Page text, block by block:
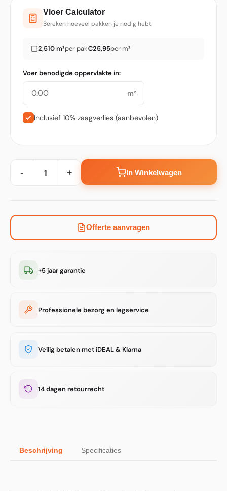
Vloer Calculator
Bereken hoeveel pakken je nodig hebt
2,510 m²per pak€25,95per m²
Voer benodigde oppervlakte in:
m²
Inclusief 10% zaagverlies (aanbevolen)
- + In Winkelwagen
Offerte aanvragen
+5 jaar garantie
Professionele bezorg en legservice
Veilig betalen met iDEAL & Klarna
14 dagen retourrecht
Beschrijving Specificaties